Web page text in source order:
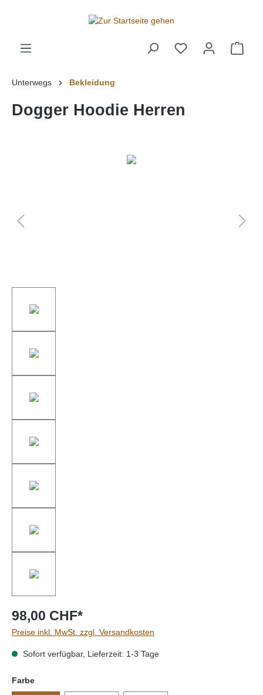
Unterwegs Bekleidung
Dogger Hoodie Herren
98,00 CHF*
Preise inkl. MwSt. zzgl. Versandkosten
Sofort verfügbar, Lieferzeit: 1-3 Tage
Farbeauswählen